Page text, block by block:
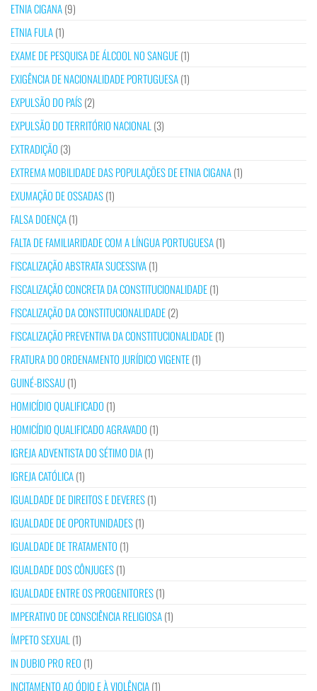
ETNIA CIGANA(9)
ETNIA FULA(1)
EXAME DE PESQUISA DE ÁLCOOL NO SANGUE(1)
EXIGÊNCIA DE NACIONALIDADE PORTUGUESA(1)
EXPULSÃO DO PAÍS(2)
EXPULSÃO DO TERRITÓRIO NACIONAL (3)
EXTRADIÇÃO (3)
EXTREMA MOBILIDADE DAS POPULAÇÕES DE ETNIA CIGANA(1)
EXUMAÇÃO DE OSSADAS(1)
FALSA DOENÇA(1)
FALTA DE FAMILIARIDADE COM A LÍNGUA PORTUGUESA(1)
FISCALIZAÇÃO ABSTRATA SUCESSIVA(1)
FISCALIZAÇÃO CONCRETA DA CONSTITUCIONALIDADE(1)
FISCALIZAÇÃO DA CONSTITUCIONALIDADE(2)
FISCALIZAÇÃO PREVENTIVA DA CONSTITUCIONALIDADE(1)
FRATURA DO ORDENAMENTO JURÍDICO VIGENTE(1)
GUINÉ-BISSAU(1)
HOMICÍDIO QUALIFICADO (1)
HOMICÍDIO QUALIFICADO AGRAVADO (1)
IGREJA ADVENTISTA DO SÉTIMO DIA(1)
IGREJA CATÓLICA(1)
IGUALDADE DE DIREITOS E DEVERES(1)
IGUALDADE DE OPORTUNIDADES(1)
IGUALDADE DE TRATAMENTO (1)
IGUALDADE DOS CÔNJUGES(1)
IGUALDADE ENTRE OS PROGENITORES(1)
IMPERATIVO DE CONSCIÊNCIA RELIGIOSA(1)
ÍMPETO SEXUAL (1)
IN DUBIO PRO REO (1)
INCITAMENTO AO ÓDIO E À VIOLÊNCIA(1)